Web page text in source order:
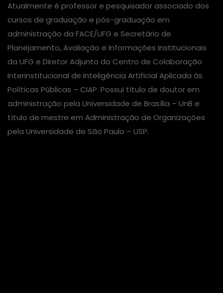
Atualmente é professor e pesquisador associado dos
cursos de graduação e pós-graduação em
administração da FACE/UFG e Secretário de
Planejamento, Avaliação e Informações Institucionais
da UFG e Diretor Adjunto do Centro de Colaboração
Interinstitucional de Inteligência Artificial Aplicada às
Políticas Públicas – CIAP. Possui título de doutor em
administração pela Universidade de Brasília – UnB e
título de mestre em Administração de Organizações
pela Universidade de São Paulo – USP.